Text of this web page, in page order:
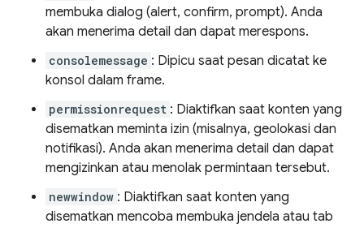
membuka dialog (alert, confirm, prompt). Anda
akan menerima detail dan dapat merespons.
consolemessage : Dipicu saat pesan dicatat ke
konsol dalam frame.
permissionrequest : Diaktifkan saat konten yang
disematkan meminta izin (misalnya, geolokasi dan
notifikasi). Anda akan menerima detail dan dapat
mengizinkan atau menolak permintaan tersebut.
newwindow : Diaktifkan saat konten yang
disematkan mencoba membuka jendela atau tab